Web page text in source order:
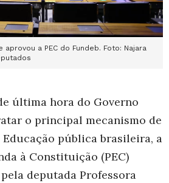
aprovou a PEC do Fundeb. Foto: Najara
última hora do Governo
o principal mecanismo de
pública brasileira, a
à Constituição (PEC)
deputada Professora